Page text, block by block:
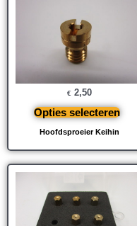
Hoofdsproeier Keihin
€ 2,50
Opties selecteren